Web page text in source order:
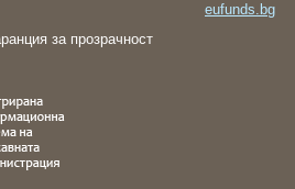
за прозрачност
eufunds.bg